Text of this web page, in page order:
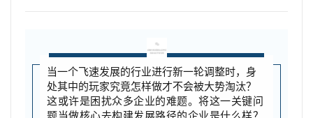
当一个飞速发展的行业进行新一轮调整时，身
处其中的玩家究竟怎样做才不会被大势淘汰？
这或许是困扰众多企业的难题。将这一关键问